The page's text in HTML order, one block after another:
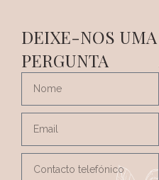
DEIXE-NOS UMA
PERGUNTA